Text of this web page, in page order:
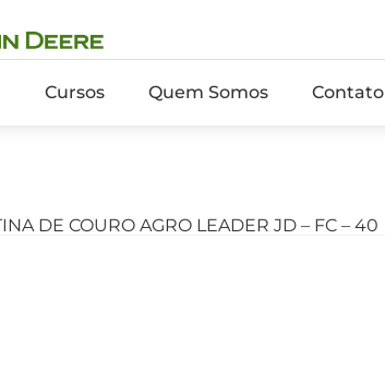
Cursos Quem Somos Contato
DE COURO AGRO LEADER JD – FC – 40